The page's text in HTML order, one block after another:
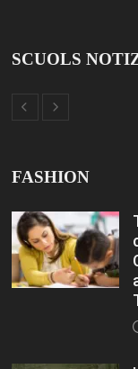
SCUOLS
FASHION